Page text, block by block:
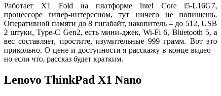
Работает X1 Fold на платформе Intel Core i5-L16G7,
процессоре гипер-интересном, тут ничего не попишешь.
Оперативной памяти до 8 гигабайт, накопитель – до 512, USB
2 штуки, Type-C Gen2, есть мини-джек, Wi-Fi 6, Bluetooth 5, а
вес составляет, простите, изумительные 999 грамм. Вот это
прикольно. О цене и доступности я расскажу в конце видео –
но если что, рассказ будет кратким.
Lenovo ThinkPad X1 Nano